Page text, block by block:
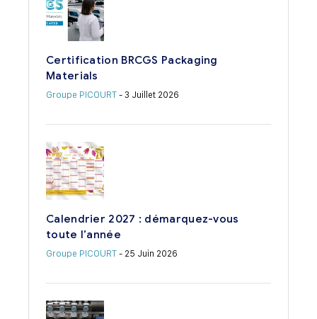
Certification BRCGS Packaging
Materials
Groupe PICOURT- 3 Juillet 2026
Calendrier 2027 : démarquez-vous
toute l’année
Groupe PICOURT- 25 Juin 2026